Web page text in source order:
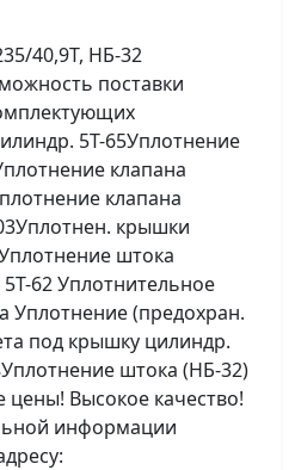
40,9Т, НБ-32
поставки
5Т-65Уплотнение
клапана
клапана
крышки
штока
62 Уплотнительное
Уплотнение (предохран.
под крышку цилиндр.
штока (НБ-32)
цены! Высокое качество!
информации